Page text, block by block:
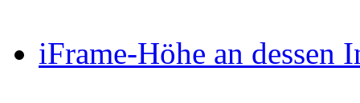
iFrame-Höhe an dessen